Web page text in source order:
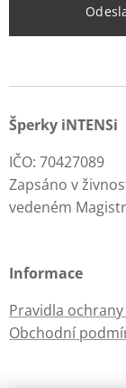
Šperky iNTENSi
IČO: 70427089
Zapsáno v
vedeném
Informace
Pravidla
Obchodní